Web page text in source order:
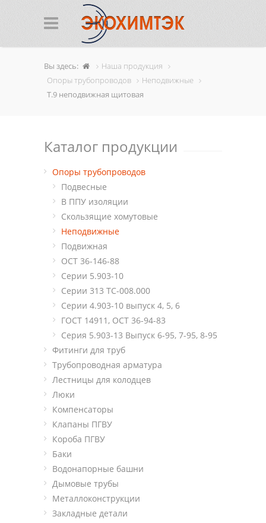
Вы здесь:
Наша продукция
Опоры трубопроводов
Неподвижные
Т.9 неподвижная щитовая
Каталог продукции
Опоры трубопроводов
Подвесные
В ППУ изоляции
Cкользящие хомутовые
Неподвижные
Подвижная
ОСТ 36-146-88
Серии 5.903-10
Серии 313 ТС-008.000
Серии 4.903-10 выпуск 4, 5, 6
ГОСТ 14911, ОСТ 36-94-83
Серия 5.903-13 Выпуск 6-95, 7-95, 8-95
Фитинги для труб
Трубопроводная арматура
Лестницы для колодцев
Люки
Компенсаторы
Клапаны ПГВУ
Короба ПГВУ
Баки
Водонапорные башни
Дымовые трубы
Металлоконструкции
Закладные детали